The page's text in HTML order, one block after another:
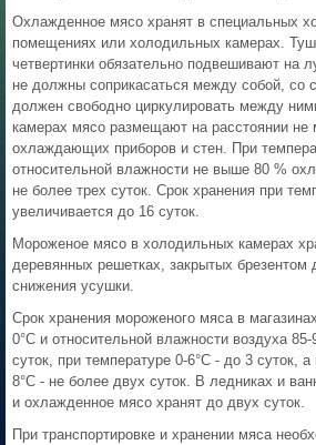
Охлажденное мясо хранят в специальных
помещениях или холодильных камерах.
четвертинки обязательно подвешивают на
не должны соприкасаться между собой, со
должен свободно циркулировать между
камерах мясо размещают на расстоянии не
охлаждающих приборов и стен. При
относительной влажности не выше 80 %
не более трех суток. Срок хранения при
увеличивается до 16 суток.
Мороженое мясо в холодильных камерах
деревянных решетках, закрытых брезентом
снижения усушки.
Срок хранения мороженого мяса в
0°С и относительной влажности воздуха 85-
суток, при температуре 0-6°С - до 3 суток,
8°С - не более двух суток. В ледниках и
и охлажденное мясо хранят до двух суток.
При транспортировке и хранении мяса